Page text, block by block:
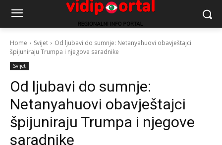
Home Svijet
Od ljubavi do sumnje: Netanyahuovi obavještajci
špijuniraju Trumpa i njegove saradnike
Svijet
Od ljubavi do sumnje:
Netanyahuovi obavještajci
špijuniraju Trumpa i njegove
saradnike